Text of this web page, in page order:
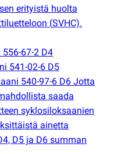
erityistä huolta
(SVHC).
67-2 D4
541-02-6 D5
540-97-6 D6 Jotta
saada
syklosiloksaanien
ainetta
D5 ja D6 summan